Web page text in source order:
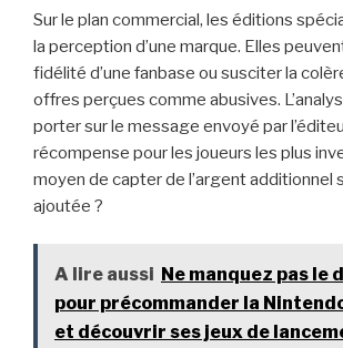
Sur le plan commercial, les éditions
la perception d’une marque. Elles
fidélité d’une fanbase ou susciter la
offres perçues comme abusives.
porter sur le message envoyé par
récompense pour les joueurs les plus
moyen de capter de l’argent additionnel
ajoutée ?
A lire aussi Ne manquez pas le
pour précommander la
et découvrir ses jeux de